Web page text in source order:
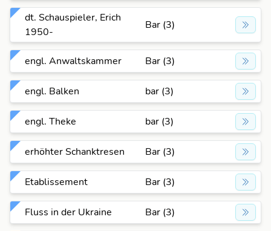
dt. Schauspieler, Erich
1950-
Bar (3)
engl. Anwaltskammer Bar (3)
engl. Balken bar (3)
engl. Theke bar (3)
erhöhter Schanktresen Bar (3)
Etablissement Bar (3)
Fluss in der Ukraine Bar (3)